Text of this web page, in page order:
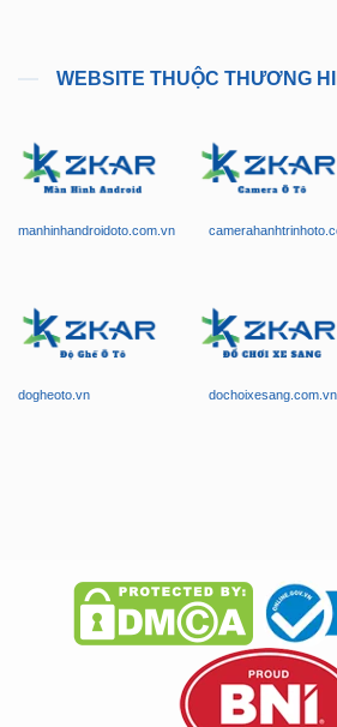
WEBSITE THUỘC THƯƠNG
manhinhandroidoto.com.vn
dogheoto.vn dochoixesang.com.vn